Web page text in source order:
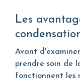
Les avantages de la chaudière à
Avant
prendre soin de
fonctionnent les